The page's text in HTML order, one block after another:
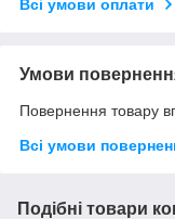
Всі умови оплати
Умови
Повернення товару
Всі умови
Подібні товари